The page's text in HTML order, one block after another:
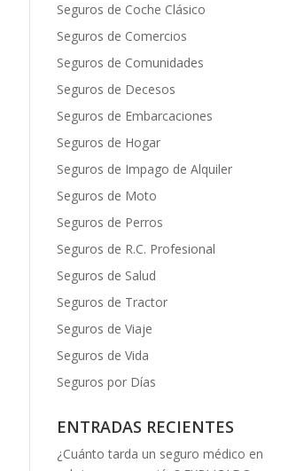
Seguros de Coche Clásico
Seguros de Comercios
Seguros de Comunidades
Seguros de Decesos
Seguros de Embarcaciones
Seguros de Hogar
Seguros de Impago de Alquiler
Seguros de Moto
Seguros de Perros
Seguros de R.C. Profesional
Seguros de Salud
Seguros de Tractor
Seguros de Viaje
Seguros de Vida
Seguros por Días
ENTRADAS RECIENTES
¿Cuánto tarda un seguro médico en